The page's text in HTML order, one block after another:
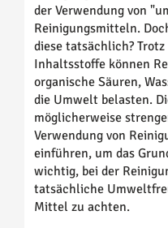
der Verwendung von
Reinigungsmitteln.
diese tatsächlich?
Inhaltsstoffe können
organische Säuren,
die Umwelt belasten.
möglicherweise
Verwendung von
einführen, um das
wichtig, bei der
tatsächliche
Mittel zu achten.